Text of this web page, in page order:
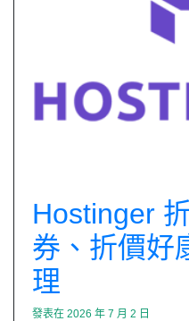
Hostinger
券、折價好
理
發表在 2026 年 7 月 2 日